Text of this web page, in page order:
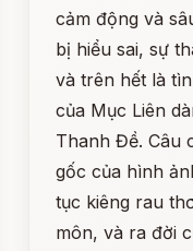
cảm động và
bị hiểu sai, sự
và trên hết là
của Mục Liên
Thanh Đề. Câu
gốc của hình
tục kiêng rau
môn, và ra đời